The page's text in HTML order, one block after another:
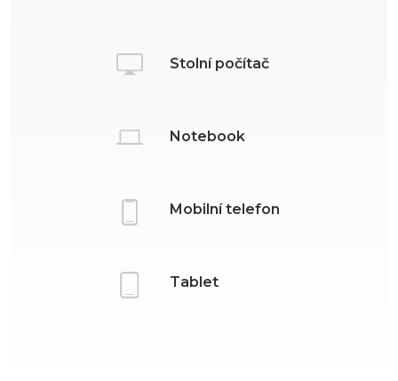
Stolní počítač
Notebook
Mobilní telefon
Tablet